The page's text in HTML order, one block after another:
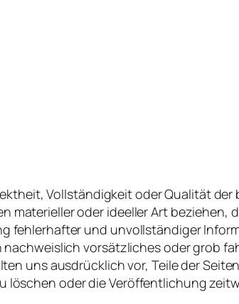
Vollständigkeit oder Qualität
materieller oder ideeller Art
fehlerhafter und unvollständiger
vorsätzliches oder grob
uns ausdrücklich vor, Teile der
oder die Veröffentlichung